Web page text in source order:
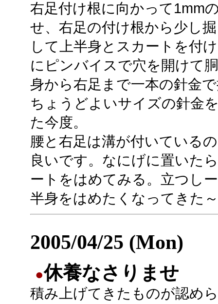
右足付け根に向かって1mm
せ、右足の付け根から少し
して上半身とスカートを付
にピンバイスで穴を開けて
身から右足まで一本の針金
ちょうどよいサイズの針金
た今度。
腰と右足は溝が付いている
良いです。なにげに置いた
ートをはめてみる。立つし
半身をはめたくなってきた
2005/04/25 (Mon)
●休養なさりませ
積み上げてきたものが認め